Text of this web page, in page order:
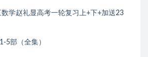
学赵礼显高考一轮复习上+下+加送23
5部（全集）